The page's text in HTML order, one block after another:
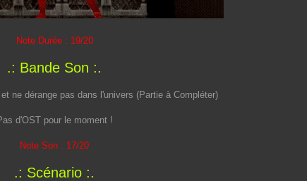
Note Durée : 19/20
.: Bande Son :.
et ne dérange pas dans l'univers (Partie à Compléter)
d'OST pour le moment !
Note Son : 17/20
.: Scénario :.